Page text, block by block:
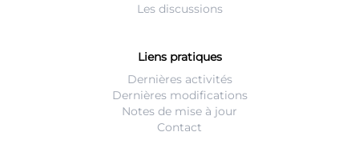
Les discussions
Liens pratiques
Dernières activités
Dernières modifications
Notes de mise à jour
Contact